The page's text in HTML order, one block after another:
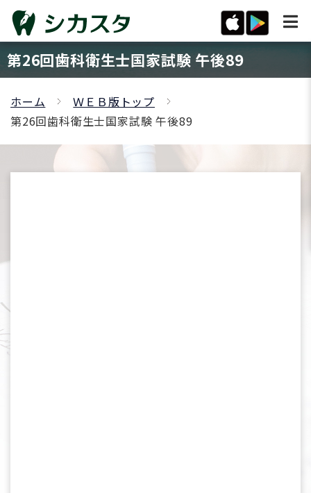
第26回歯科衛生士国家試験 午後89
ホーム
ＷＥＢ版トップ
第26回歯科衛生士国家試験 午後89